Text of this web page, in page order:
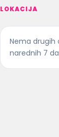
LOKACIJA
Nema drugih
narednih 7